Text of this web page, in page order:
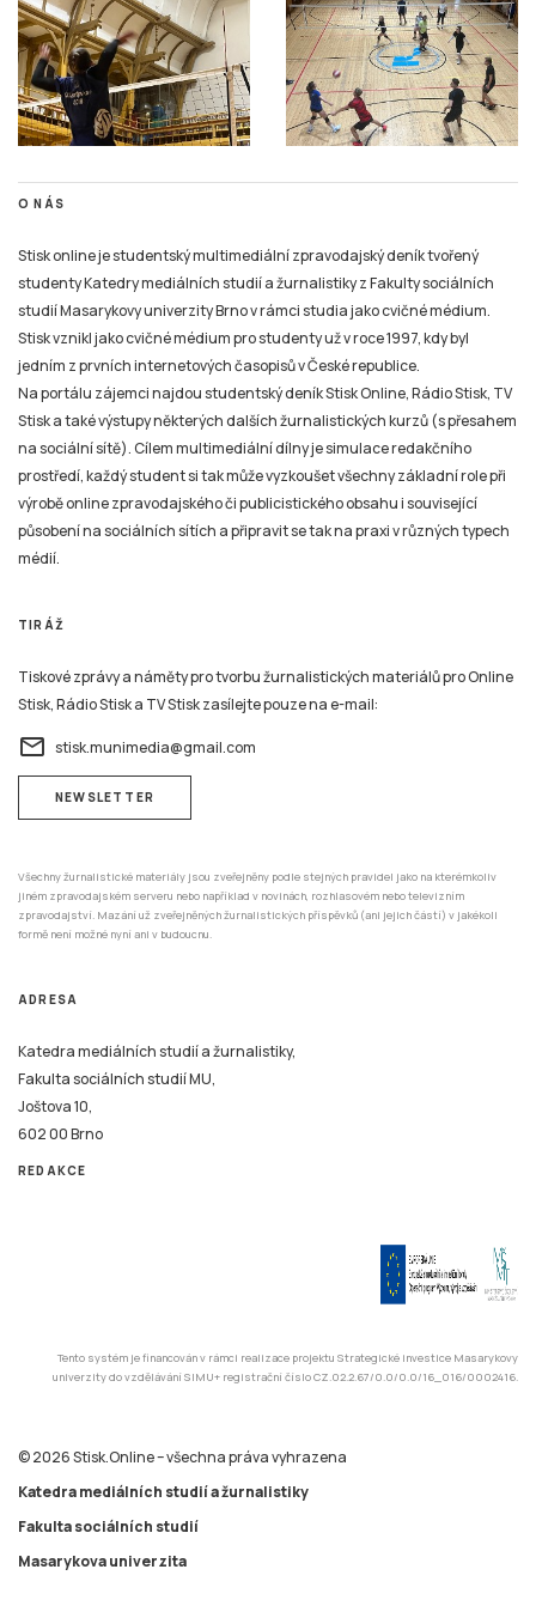
O NÁS
Stisk online je studentský multimediální zpravodajský deník tvořený
studenty Katedry mediálních studií a žurnalistiky z Fakulty sociálních
studií Masarykovy univerzity Brno v rámci studia jako cvičné médium.
Stisk vznikl jako cvičné médium pro studenty už v roce 1997, kdy byl
jedním z prvních internetových časopisů v České republice.
Na portálu zájemci najdou studentský deník Stisk Online, Rádio Stisk, TV
Stisk a také výstupy některých dalších žurnalistických kurzů (s přesahem
na sociální sítě). Cílem multimediální dílny je simulace redakčního
prostředí, každý student si tak může vyzkoušet všechny základní role při
výrobě online zpravodajského či publicistického obsahu i související
působení na sociálních sítích a připravit se tak na praxi v různých typech
médií.
TIRÁŽ
Tiskové zprávy a náměty pro tvorbu žurnalistických materiálů pro Online
Stisk, Rádio Stisk a TV Stisk zasílejte pouze na e-mail:
email stisk.munimedia@gmail.com
NEWSLETTER
Všechny žurnalistické materiály jsou zveřejněny podle stejných pravidel jako na kterémkoliv
jiném zpravodajském serveru nebo například v novinách, rozhlasovém nebo televizním
zpravodajství. Mazání už zveřejněných žurnalistických příspěvků (ani jejich částí) v jakékoli
formě není možné nyní ani v budoucnu.
ADRESA
Katedra mediálních studií a žurnalistiky,
Fakulta sociálních studií MU,
Joštova 10,
602 00 Brno
REDAKCE
Tento systém je financován v rámci realizace projektu Strategické investice Masarykovy
univerzity do vzdělávání SIMU+ registrační číslo CZ.02.2.67/0.0/0.0/16_016/0002416.
© 2026 Stisk.Online – všechna práva vyhrazena
Katedra mediálních studií a žurnalistiky
Fakulta sociálních studií
Masarykova univerzita